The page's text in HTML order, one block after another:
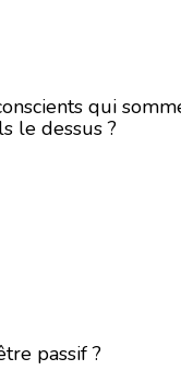
qui
le dessus ?
passif ?